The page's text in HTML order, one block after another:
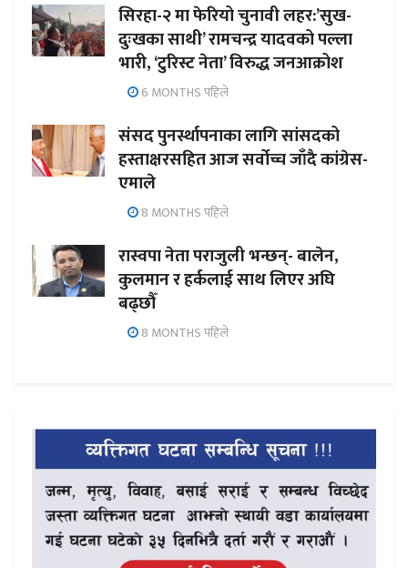
सिरहा-२ मा फेरियो चुनावी लहर:’सुख-
दुःखका साथी’ रामचन्द्र यादवको पल्ला
भारी, ‘टुरिस्ट नेता’ विरुद्ध जनआक्रोश
6 MONTHS पहिले
संसद पुनर्स्थापनाका लागि सांसदको
हस्ताक्षरसहित आज सर्वोच्च जाँदै कांग्रेस-
एमाले
8 MONTHS पहिले
रास्वपा नेता पराजुली भन्छन्- बालेन,
कुलमान र हर्कलाई साथ लिएर अघि
बढ्छौँ
8 MONTHS पहिले